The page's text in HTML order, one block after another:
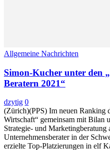
Allgemeine Nachrichten
Simon-Kucher unter den
Beratern 2021“
dzytig 0
(Zürich)(PPS) Im neuen Ranking
Wirtschaft“ gemeinsam mit Bilan
Strategie- und Marketingberatung
Unternehmensberater in der
erzielte Top-Platzierungen in elf